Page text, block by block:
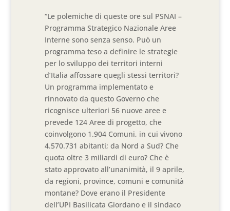
“Le polemiche di queste ore sul PSNAI –
Programma Strategico Nazionale Aree
Interne sono senza senso. Può un
programma teso a definire le strategie
per lo sviluppo dei territori interni
d’Italia affossare quegli stessi territori?
Un programma implementato e
rinnovato da questo Governo che
ricognisce ulteriori 56 nuove aree e
prevede 124 Aree di progetto, che
coinvolgono 1.904 Comuni, in cui vivono
4.570.731 abitanti; da Nord a Sud? Che
quota oltre 3 miliardi di euro? Che è
stato approvato all’unanimità, il 9 aprile,
da regioni, province, comuni e comunità
montane? Dove erano il Presidente
dell’UPI Basilicata Giordano e il sindaco